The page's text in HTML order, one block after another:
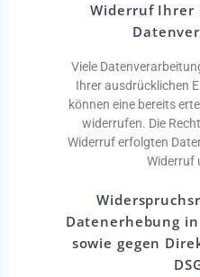
Widerruf Ihrer
Viele
Ihrer ausdrücklichen
können eine bereits
widerrufen. Die
Widerruf erfolgten
Widerruf
Datenerhebung
sowie gegen